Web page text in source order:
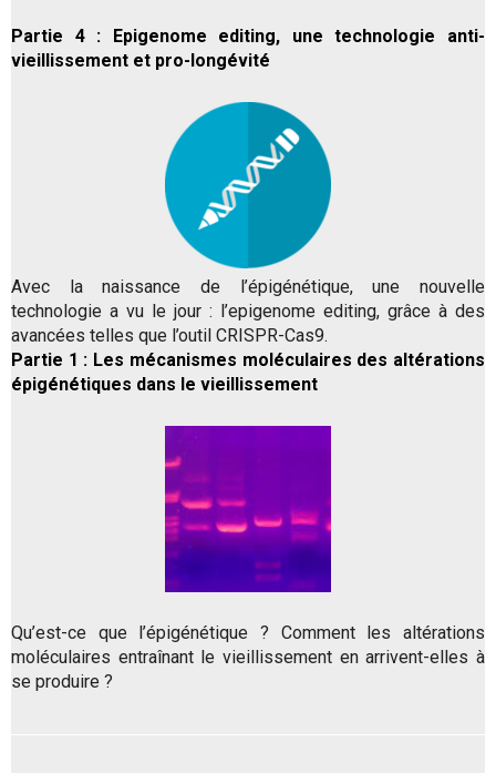
Partie 4 : Epigenome editing, une technologie anti-
vieillissement et pro-longévité
Avec la naissance de l’épigénétique, une nouvelle
technologie a vu le jour : l’epigenome editing, grâce à des
avancées telles que l’outil CRISPR-Cas9.
Partie 1 : Les mécanismes moléculaires des altérations
épigénétiques dans le vieillissement
Qu’est-ce que l’épigénétique ? Comment les altérations
moléculaires entraînant le vieillissement en arrivent-elles à
se produire ?